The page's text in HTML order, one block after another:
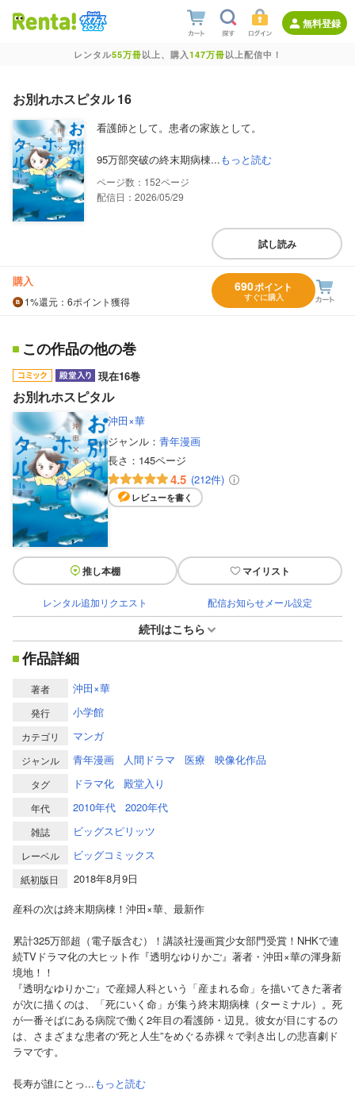
無料登録
レンタル55万冊以上、購入147万冊以上配信中！
お別れホスピタル 16
看護師として。患者の家族として。
95万部突破の終末期病棟...もっと読む
152
配信日：2026/05/29
試し読み
購入
1%還元 ：6ポイント獲得
690ポイント
すぐに購入
この作品の他の巻
現在16巻
お別れホスピタル
沖田×華
ジャンル： 青年漫画
長さ： 145ページ
4.5 (212件)
レビューを書く
推し本棚 マイリスト
レンタル追加リクエスト 配信お知らせメール設定
続刊はこちら
作品詳細
著者 沖田×華
発行 小学館
カテゴリ マンガ
ジャンル 青年漫画 人間ドラマ 医療 映像化作品
タグ ドラマ化 殿堂入り
年代 2010年代 2020年代
雑誌 ビッグスピリッツ
レーベル ビッグコミックス
紙初版日
2018年8月9日
産科の次は終末期病棟！沖田×華、最新作
累計325万部超（電子版含む）！講談社漫画賞少女部門受賞！NHKで連
続TVドラマ化の大ヒット作『透明なゆりかご』著者・沖田×華の渾身新
境地！！
『透明なゆりかご』で産婦人科という「産まれる命」を描いてきた著者
が次に描くのは、「死にいく命」が集う終末期病棟（ターミナル）。死
が一番そばにある病院で働く2年目の看護師・辺見。彼女が目にするの
は、さまざまな患者の“死と人生”をめぐる赤裸々で剥き出しの悲喜劇ド
ラマです。
長寿が誰にとっ...もっと読む